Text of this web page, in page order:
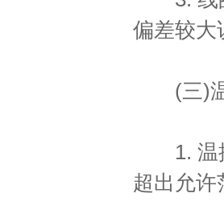
偏差较大
(三)温
1. 温控
超出允许